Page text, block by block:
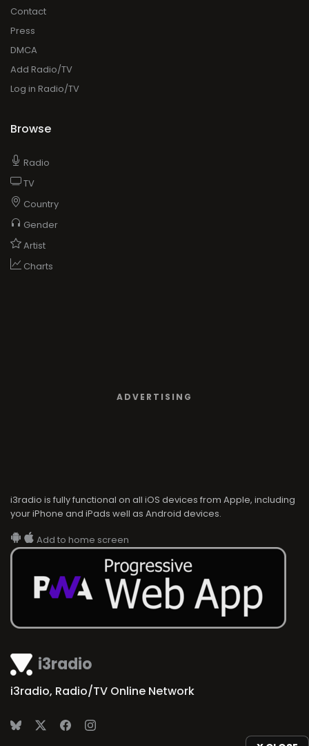
i3radio
i3radio, Radio/TV Online Network
Contact
Press
DMCA
Add Radio/TV
Log in Radio/TV
Browse
Radio
TV
Country
Gender
Artist
Charts
ADVERTISING
i3radio is fully functional on all iOS devices from Apple, including
your iPhone and iPads well as Android devices.
Add to home screen